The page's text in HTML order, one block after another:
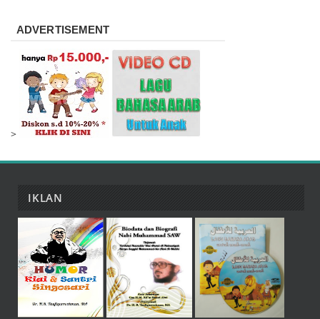
ADVERTISEMENT
>
IKLAN